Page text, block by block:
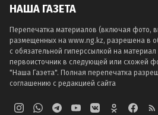
НАША ГАЗЕТА
Перепечатка материалов (включая фото,
размещенных на www.ng.kz, разрешена в
с обязательной гиперссылкой на
первоисточник в следующей или схожей
"Наша Газета". Полная перепечатка
соглашению с редакцией сайта